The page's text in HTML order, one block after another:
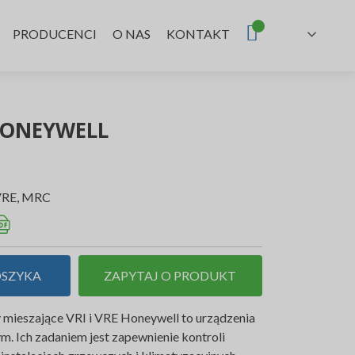
PRODUCENCI O NAS KONTAKT
MRC
ZAPYTAJ O PRODUKT
VRI i VRE Honeywell to urządzenia
Ich zadaniem jest zapewnienie kontroli